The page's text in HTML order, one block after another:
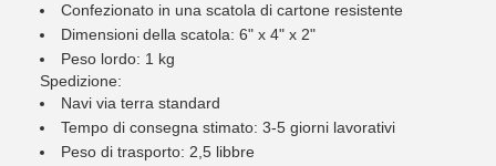
Confezionato in una scatola di cartone resistente
Dimensioni della scatola: 6" x 4" x 2"
Peso lordo: 1 kg
Spedizione:
Navi via terra standard
Tempo di consegna stimato: 3-5 giorni lavorativi
Peso di trasporto: 2,5 libbre